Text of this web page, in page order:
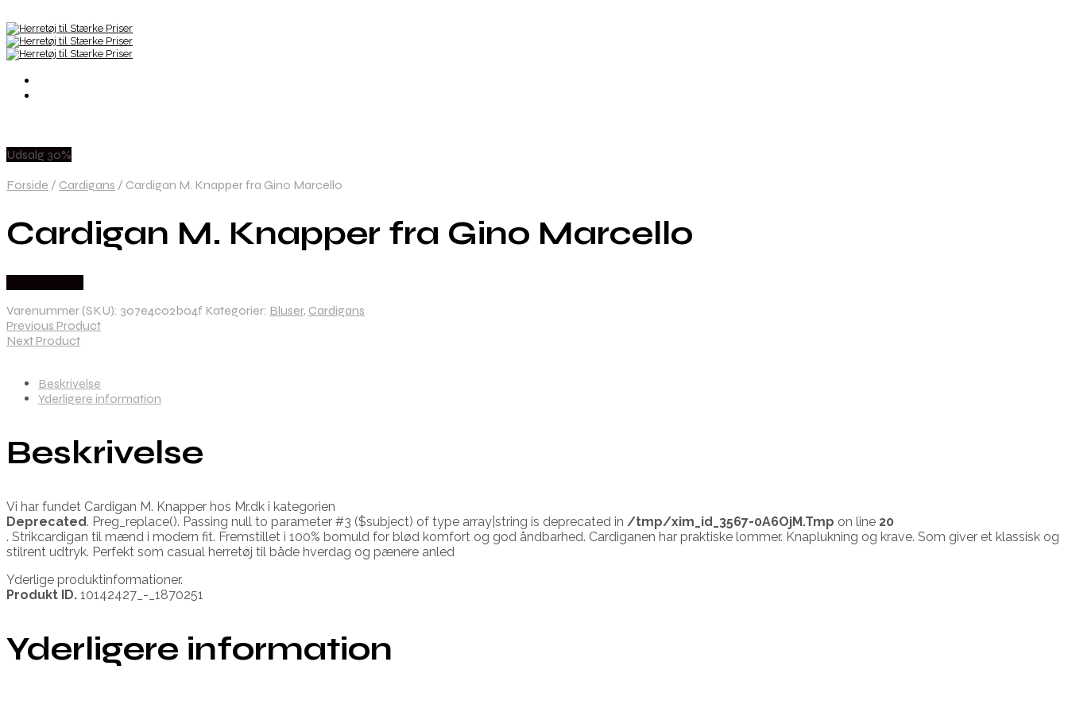
Udsalg 30%
Forside / Cardigans / Cardigan M. Knapper fra Gino Marcello
Cardigan M. Knapper fra Gino Marcello
Varenummer (SKU): 307e4c02b04f Kategorier: Bluser, Cardigans
Previous Product
Next Product
Beskrivelse
Yderligere information
Beskrivelse
Vi har fundet Cardigan M. Knapper hos Mr.dk i kategorien
Deprecated. Preg_replace(). Passing null to parameter #3 ($subject) of type array|string is deprecated in /tmp/xim_id_3567-0A6OjM.Tmp on line 20
. Strikcardigan til mænd i modern fit. Fremstillet i 100% bomuld for blød komfort og god åndbarhed. Cardiganen har praktiske lommer. Knaplukning og krave. Som giver et klassisk og
stilrent udtryk. Perfekt som casual herretøj til både hverdag og pænere anled
Yderlige produktinformationer.
Produkt ID. 10142427_-_1870251
Yderligere information